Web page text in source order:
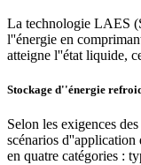
La technologie LAES
l''énergie en
atteigne l''état liquide,
Stockage d''énergie
Selon les exigences
scénarios d''application
en quatre catégories :